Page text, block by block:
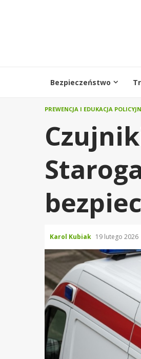
Bezpieczeństwo
PREWENCJA I EDUKACJA
Karol Kubiak 19 lutego 2026